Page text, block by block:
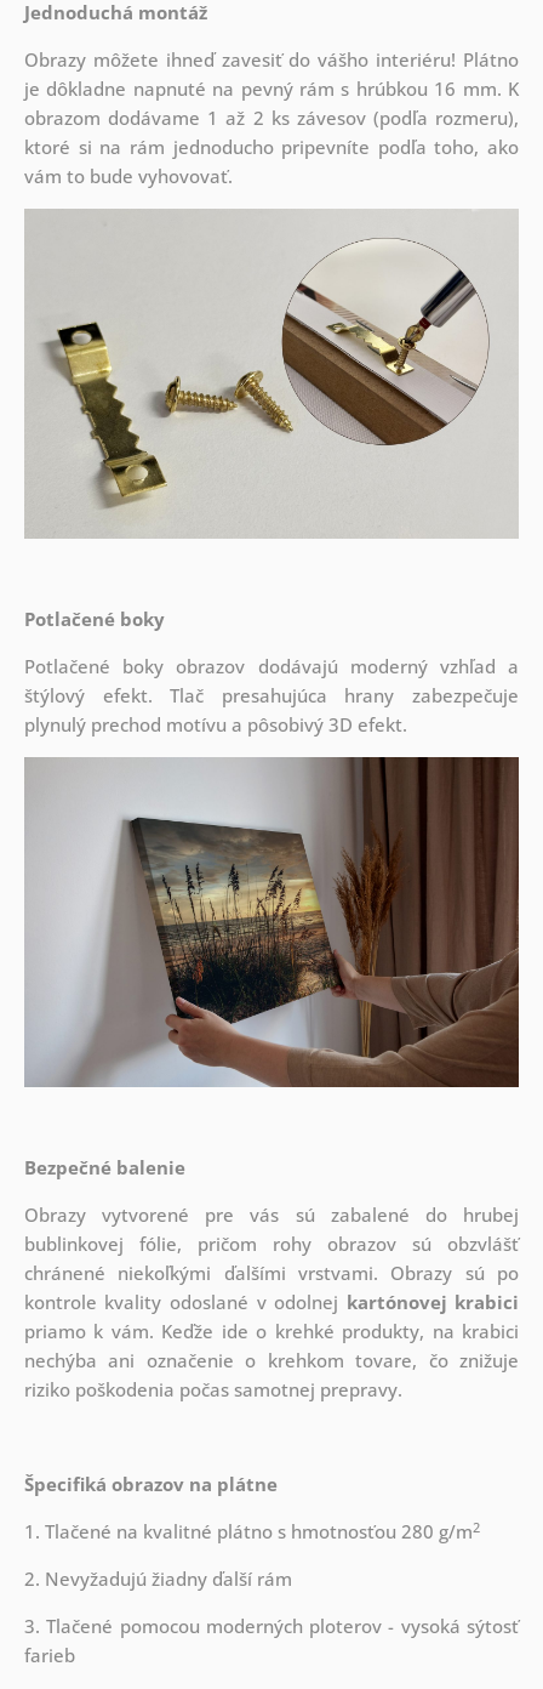
Jednoduchá montáž
Obrazy môžete ihneď zavesiť do vášho interiéru! Plátno
je dôkladne napnuté na pevný rám s hrúbkou 16 mm. K
obrazom dodávame 1 až 2 ks závesov (podľa rozmeru),
ktoré si na rám jednoducho pripevníte podľa toho, ako
vám to bude vyhovovať.
Potlačené boky
Potlačené boky obrazov dodávajú moderný vzhľad a
štýlový efekt. Tlač presahujúca hrany zabezpečuje
plynulý prechod motívu a pôsobivý 3D efekt.
Bezpečné balenie
Obrazy vytvorené pre vás sú zabalené do hrubej
bublinkovej fólie, pričom rohy obrazov sú obzvlášť
chránené niekoľkými ďalšími vrstvami. Obrazy sú po
kontrole kvality odoslané v odolnej kartónovej krabici
priamo k vám. Keďže ide o krehké produkty, na krabici
nechýba ani označenie o krehkom tovare, čo znižuje
riziko poškodenia počas samotnej prepravy.
Špecifiká obrazov na plátne
1. Tlačené na kvalitné plátno s hmotnosťou 280 g/m2
2. Nevyžadujú žiadny ďalší rám
3. Tlačené pomocou moderných ploterov - vysoká sýtosť
farieb